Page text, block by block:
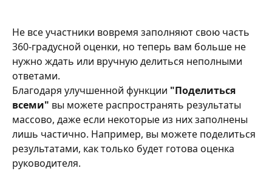
Не все участники вовремя заполняют свою часть
360-градусной оценки, но теперь вам больше не
нужно ждать или вручную делиться неполными
ответами.
Благодаря улучшенной функции "Поделиться
всеми" вы можете распространять результаты
массово, даже если некоторые из них заполнены
лишь частично. Например, вы можете поделиться
результатами, как только будет готова оценка
руководителя.